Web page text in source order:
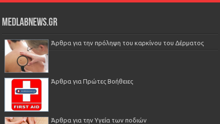
Medlabnews.gr
Άρθρα για την πρόληψη του καρκίνου του Δέρματος
Άρθρα για Πρώτες Βοήθειες
Άρθρα για την Υγεία των ποδιών